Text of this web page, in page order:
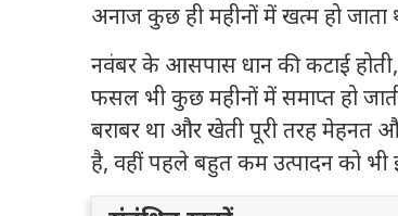
अनाज कुछ ही महीनों में खत्म हो जाता
नवंबर के आसपास धान की कटाई
फसल भी कुछ महीनों में समाप्त हो
बराबर था और खेती पूरी तरह
है, वहीं पहले बहुत कम उत्पादन को भी